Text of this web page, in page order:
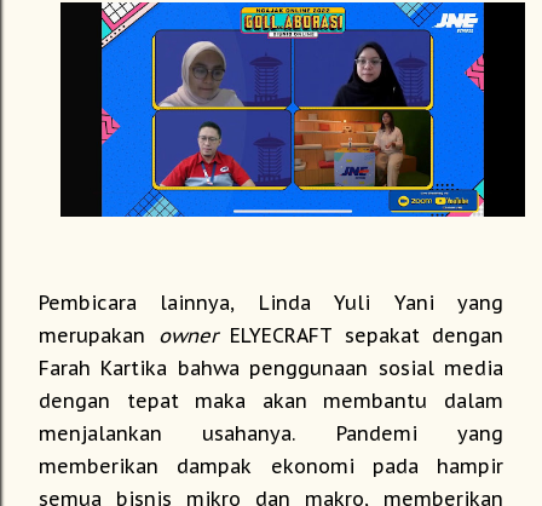
Pembicara lainnya, Linda Yuli Yani yang
merupakan ownerELYECRAFT sepakat dengan
Farah Kartika bahwa penggunaan sosial media
dengan tepat maka akan membantu dalam
menjalankan usahanya. Pandemi yang
memberikan dampak ekonomi pada hampir
semua bisnis mikro dan makro, memberikan